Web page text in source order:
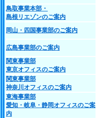
鳥取事業本部・
島根リエゾンのご案内
岡山・四国事業部のご案内
広島事業部のご案内
関東事業部
東京オフィスのご案内
関東事業部
神奈川オフィスのご案内
東海事業部
愛知・岐阜・静岡オフィスのご案
内